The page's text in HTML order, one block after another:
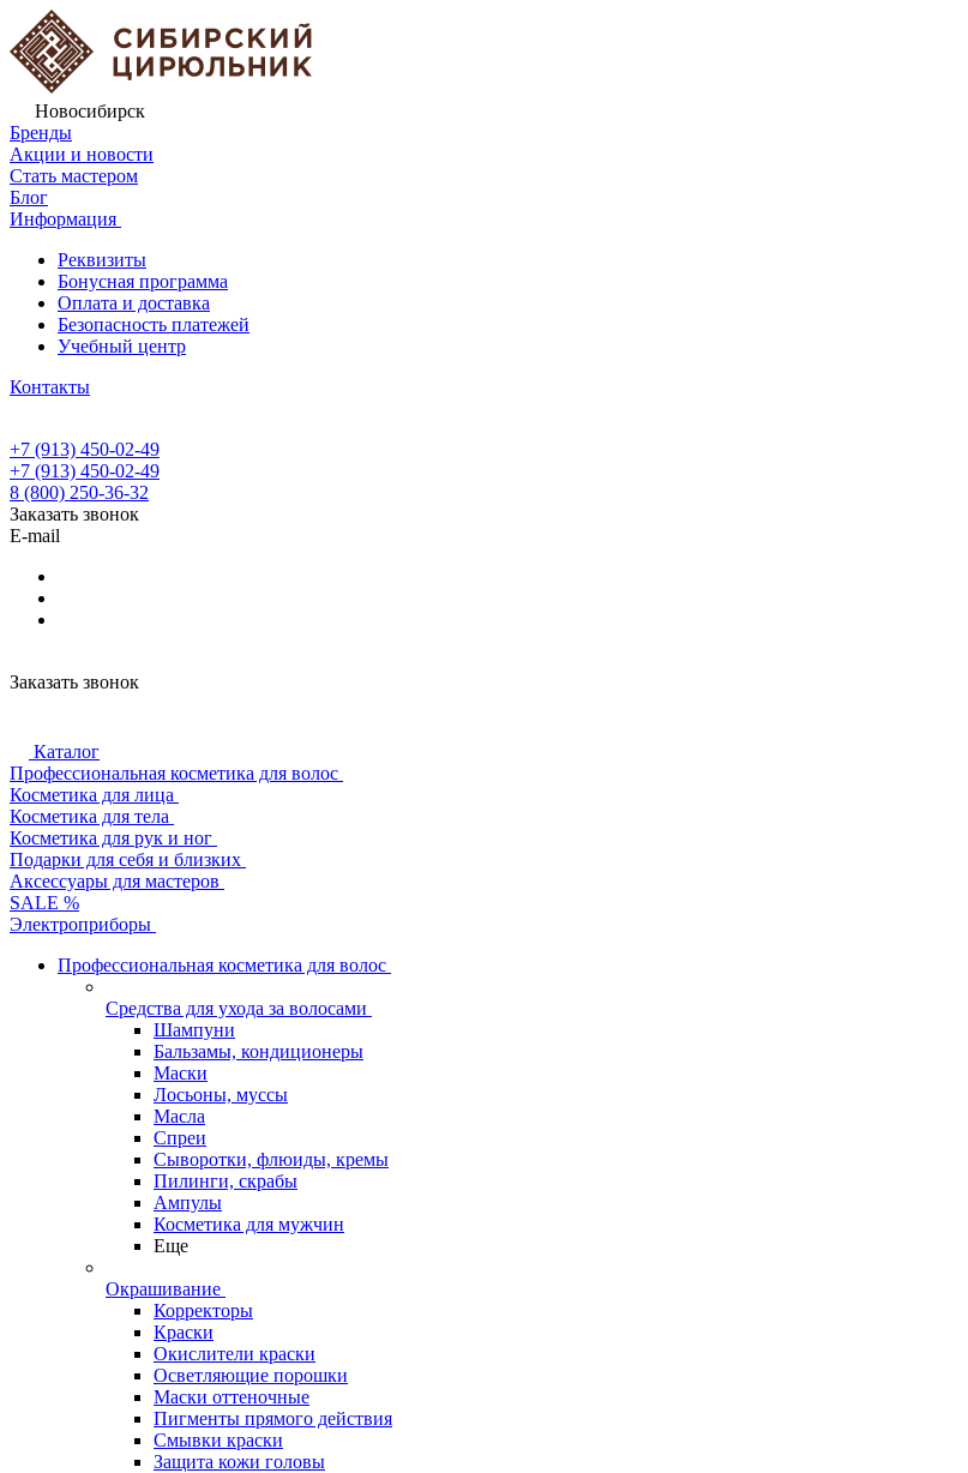
Новосибирск
Бренды
Акции и новости
Стать мастером
Блог
Информация
Реквизиты
Бонусная программа
Оплата и доставка
Безопасность платежей
Учебный центр
Контакты
+7 (913) 450-02-49
+7 (913) 450-02-49
8 (800) 250-36-32
Заказать звонок
E-mail
Заказать звонок
Каталог
Профессиональная косметика для волос
Косметика для лица
Косметика для тела
Косметика для рук и ног
Подарки для себя и близких
Аксессуары для мастеров
SALE %
Электроприборы
Профессиональная косметика для волос
Средства для ухода за волосами
Шампуни
Бальзамы, кондиционеры
Маски
Лосьоны, муссы
Масла
Спреи
Сыворотки, флюиды, кремы
Пилинги, скрабы
Ампулы
Косметика для мужчин
Еще
Окрашивание
Корректоры
Краски
Окислители краски
Осветляющие порошки
Маски оттеночные
Пигменты прямого действия
Смывки краски
Защита кожи головы